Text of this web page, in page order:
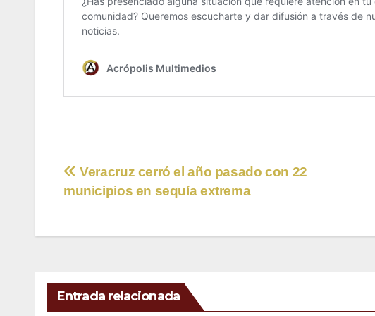
Navegación
entradas
Veracruz cerró el año pasado con 22
municipios en sequía extrema
Entrada relacionada